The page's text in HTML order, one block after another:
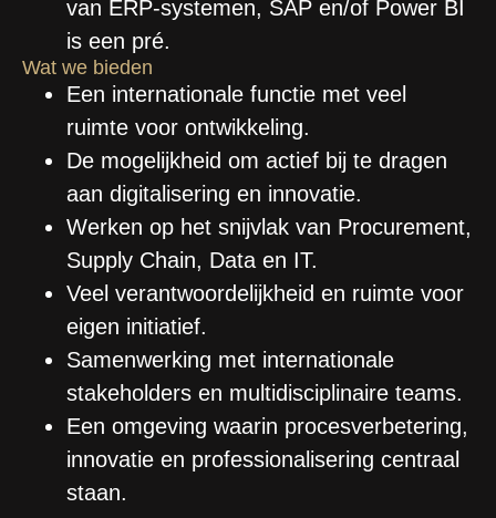
van ERP-systemen, SAP en/of Power BI
is een pré.
Wat we bieden
Een internationale functie met veel
ruimte voor ontwikkeling.
De mogelijkheid om actief bij te dragen
aan digitalisering en innovatie.
Werken op het snijvlak van Procurement,
Supply Chain, Data en IT.
Veel verantwoordelijkheid en ruimte voor
eigen initiatief.
Samenwerking met internationale
stakeholders en multidisciplinaire teams.
Een omgeving waarin procesverbetering,
innovatie en professionalisering centraal
staan.